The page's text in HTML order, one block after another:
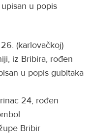
u popis
(karlovačkoj)
iz Bribira, rođen
u popis gubitaka
24, rođen
Bribir